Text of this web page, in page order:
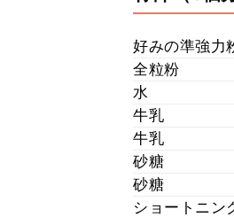
好みの準強力
全粒粉
水
牛乳
牛乳
砂糖
砂糖
ショートニン